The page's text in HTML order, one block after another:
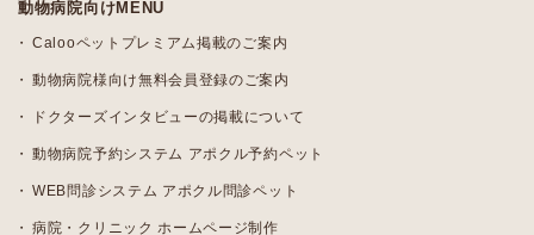
動物病院向けMENU
Calooペットプレミアム掲載のご案内
動物病院様向け無料会員登録のご案内
ドクターズインタビューの掲載について
動物病院予約システム アポクル予約ペット
WEB問診システム アポクル問診ペット
病院・クリニック ホームページ制作